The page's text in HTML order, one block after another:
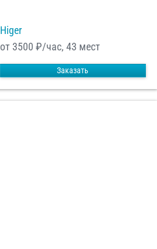
Higer
от 3500 ₽/час, 43 мест
Заказать